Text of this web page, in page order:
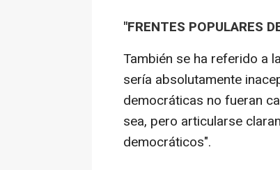
"FRENTES POPULARES
También se ha referido a
sería absolutamente
democráticas no fueran
sea, pero articularse
democráticos".